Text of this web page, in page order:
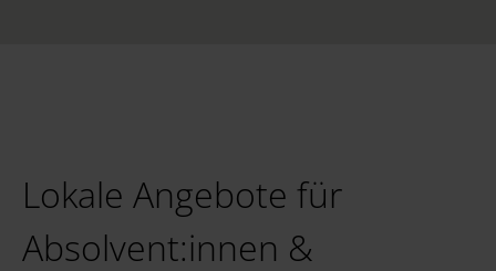
Lokale Angebote für
Absolvent:innen &